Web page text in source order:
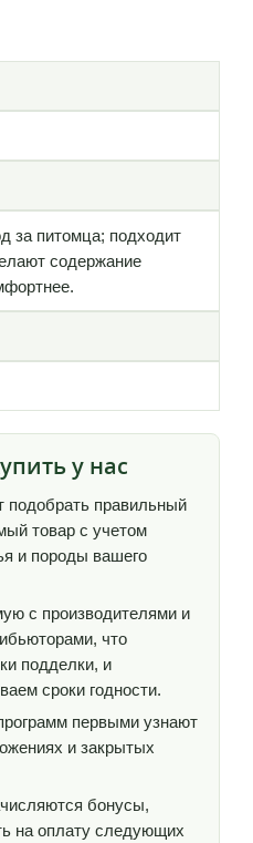
за питомца; подходит
содержание
у нас
подобрать правильный
товар с учетом
и породы вашего
с производителями и
что
подделки, и
сроки годности.
первыми узнают
и закрытых
бонусы,
на оплату следующих